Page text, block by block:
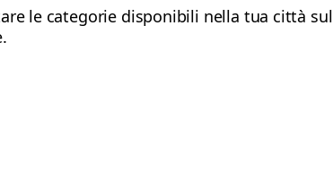
le categorie disponibili nella tua città sul